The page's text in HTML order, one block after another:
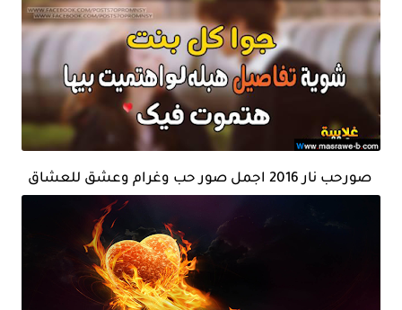
صورحب نار 2016 اجمل صور حب وغرام وعشق للعشاق